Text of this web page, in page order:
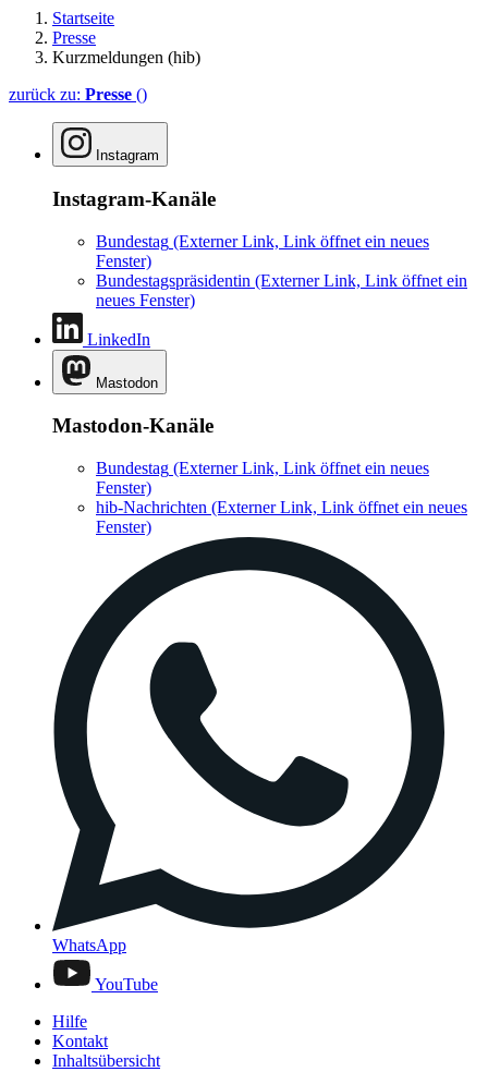
Startseite
Presse
Kurzmeldungen (hib)
zurück zu: Presse ()
Instagram
Instagram-Kanäle
Bundestag (Externer Link, Link öffnet ein neues
Fenster)
Bundestagspräsidentin (Externer Link, Link öffnet ein
neues Fenster)
LinkedIn
Mastodon
Mastodon-Kanäle
Bundestag (Externer Link, Link öffnet ein neues
Fenster)
hib-Nachrichten (Externer Link, Link öffnet ein neues
Fenster)
WhatsApp
YouTube
Hilfe
Kontakt
Inhaltsübersicht